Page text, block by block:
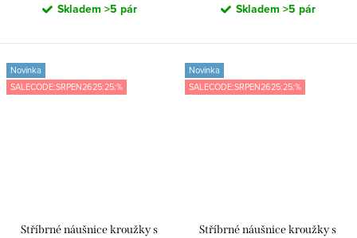
Skladem >5 pár Skladem >5 pár
Novinka
SALECODE:SRPEN2625:25:%
Stříbrné náušnice kroužky s
Novinka
SALECODE:SRPEN2625:25:%
Stříbrné náušnice kroužky s